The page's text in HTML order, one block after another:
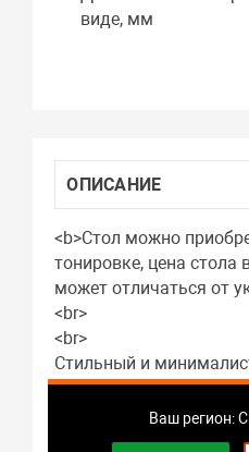
Ваш регион:
виде, мм
ОПИСАНИЕ
<b>Стол можно
тонировке, цена стола
может отличаться от
<br>
<br>
Стильный и
гармонично
от классики до хай-
материалы